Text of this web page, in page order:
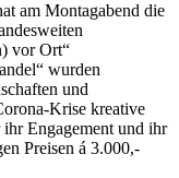
am Montagabend die
vor Ort“
wurden
und
Krise kreative
Engagement und ihr
Preisen á 3.000,-